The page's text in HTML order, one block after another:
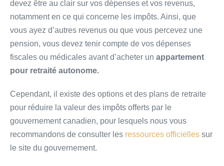
devez être au clair sur vos dépenses et vos revenus,
notamment en ce qui concerne les impôts. Ainsi, que
vous ayez d’autres revenus ou que vous percevez une
pension, vous devez tenir compte de vos dépenses
fiscales ou médicales avant d’acheter un appartement
pour retraité autonome.
Cependant, il existe des options et des plans de retraite
pour réduire la valeur des impôts offerts par le
gouvernement canadien, pour lesquels nous vous
recommandons de consulter les ressources officielles sur
le site du gouvernement.